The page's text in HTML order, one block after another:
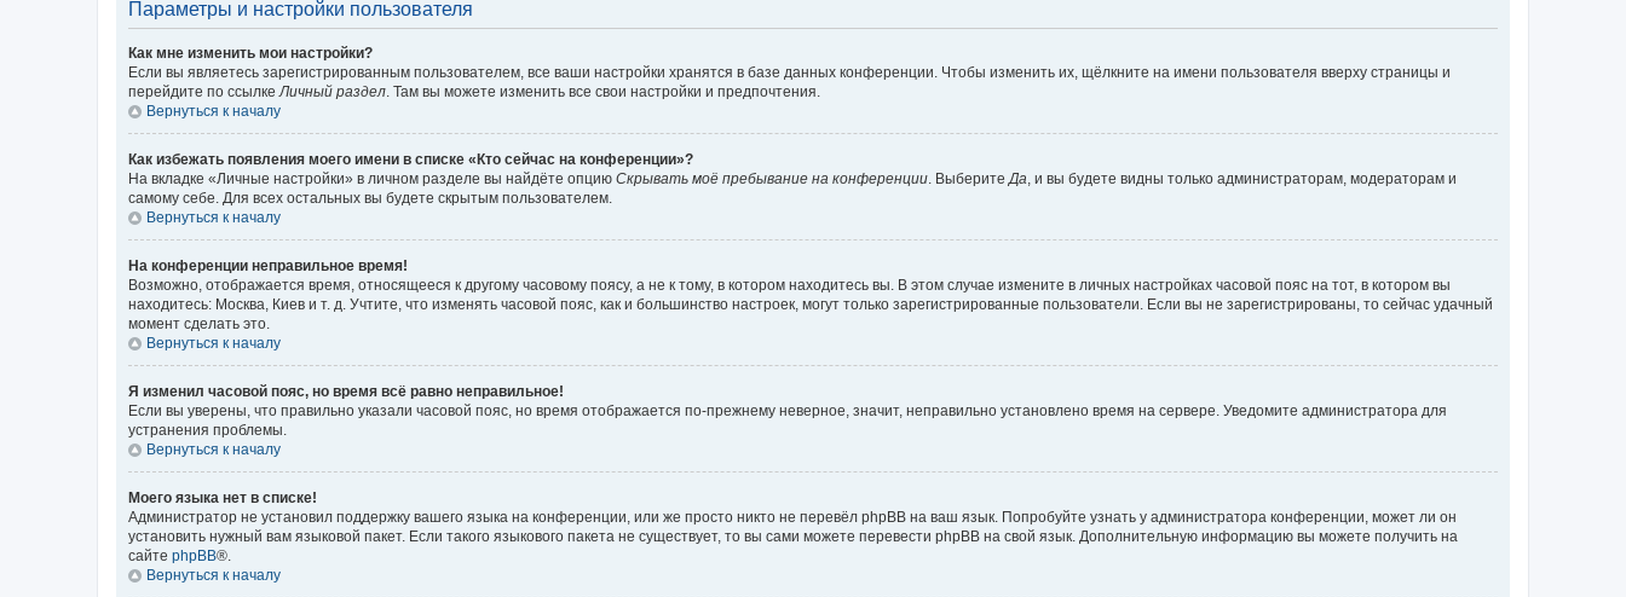
Параметры и настройки пользователя
Как мне изменить мои настройки?
Если вы являетесь зарегистрированным пользователем, все ваши настройки хранятся в базе данных конференции. Чтобы изменить их, щёлкните на имени пользователя вверху страницы и
перейдите по ссылкеЛичный раздел. Там вы можете изменить все свои настройки и предпочтения.
Вернуться к началу
Как избежать появления моего имени в списке «Кто сейчас на конференции»?
На вкладке «Личные настройки» в личном разделе вы найдёте опцию Скрывать моё пребывание на конференции. ВыберитеДа, и вы будете видны только администраторам, модераторам и
самому себе. Для всех остальных вы будете скрытым пользователем.
Вернуться к началу
На конференции неправильное время!
Возможно, отображается время, относящееся к другому часовому поясу, а не к тому, в котором находитесь вы. В этом случае измените в личных настройках часовой пояс на тот, в котором вы
находитесь: Москва, Киев и т. д. Учтите, что изменять часовой пояс, как и большинство настроек, могут только зарегистрированные пользователи. Если вы не зарегистрированы, то сейчас удачный
момент сделать это.
Вернуться к началу
Я изменил часовой пояс, но время всё равно неправильное!
Если вы уверены, что правильно указали часовой пояс, но время отображается по-прежнему неверное, значит, неправильно установлено время на сервере. Уведомите администратора для
устранения проблемы.
Вернуться к началу
Моего языка нет в списке!
Администратор не установил поддержку вашего языка на конференции, или же просто никто не перевёл phpBB на ваш язык. Попробуйте узнать у администратора конференции, может ли он
установить нужный вам языковой пакет. Если такого языкового пакета не существует, то вы сами можете перевести phpBB на свой язык. Дополнительную информацию вы можете получить на
сайте phpBB®.
Вернуться к началу